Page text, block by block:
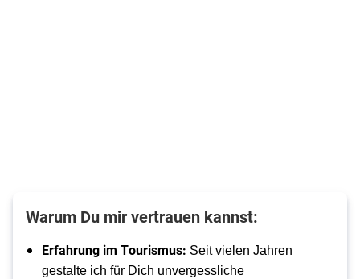
Warum Du mir vertrauen kannst:
Erfahrung im Tourismus: Seit vielen Jahren
gestalte ich für Dich unvergessliche